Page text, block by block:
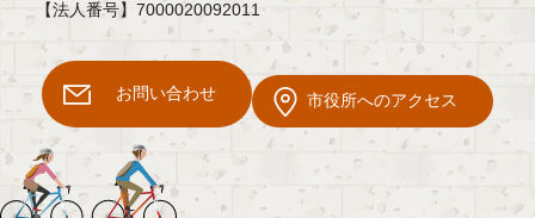
【法人番号】7000020092011
お問い合わせ 市役所へのアクセス